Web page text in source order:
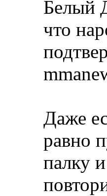
Белый
что
Даже
равно
палку